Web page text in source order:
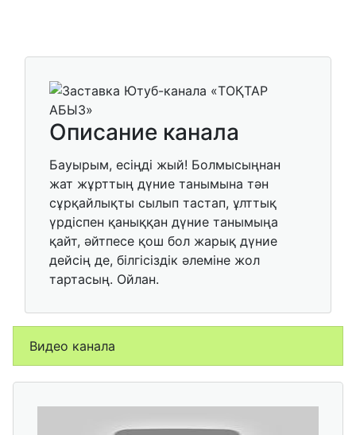
Описание канала
Бауырым, есіңді жый! Болмысыңнан
жат жұрттың дүние танымына тән
сұрқайлықты сылып тастап, ұлттық
үрдіспен қаныққан дүние танымыңа
қайт, әйтпесе қош бол жарық дүние
дейсің де, білгісіздік әлеміне жол
тартасың. Ойлан.
Видео канала